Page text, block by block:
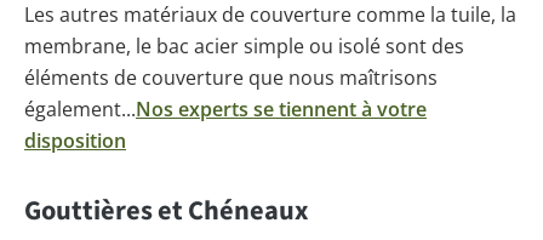
Les autres matériaux de couverture comme la tuile, la
membrane, le bac acier simple ou isolé sont des
éléments de couverture que nous maîtrisons
également...Nos experts se tiennent à votre
disposition
Gouttières et Chéneaux